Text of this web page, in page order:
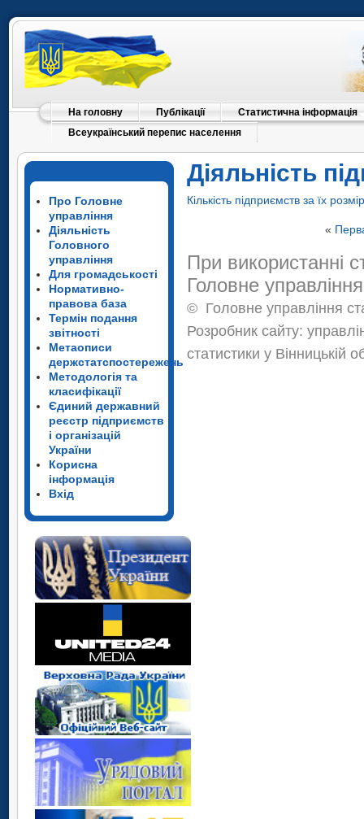
На головну Публікації
Статистична інформація
Всеукраїнський перепис населення
Про Головне
управління
Діяльність
Головного
управління
Для громадськості
Нормативно-
правова база
Термін подання
звітності
Метаописи
держстатспостережень
Методологія та
класифікації
Єдиний державний
реєстр підприємств
і організацій
України
Корисна
інформація
Вхід
Діяльність
Кількість підприємств за їх
«
При використанні
Головне
© Головне управління
Розробник сайту:
статистики у Вінницькій